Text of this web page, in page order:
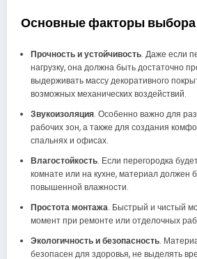
Основные факторы выбора
Прочность и устойчивость. Даже если
нагрузку, она должна быть достаточно
выдерживать массу декоративного
возможных механических воздействий.
Звукоизоляция. Особенно важно для
рабочих зон, а также для создания
спальнях и офисах.
Влагостойкость. Если перегородка
комнате или на кухне, материал должен
повышенной влажности.
Простота монтажа. Быстрый и чистый
момент при ремонте или отделочных
Экологичность и безопасность.
безопасен для здоровья, не выделять